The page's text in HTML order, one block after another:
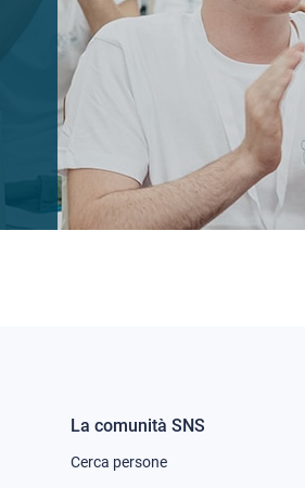
Footer
La comunità SNS
Cerca persone